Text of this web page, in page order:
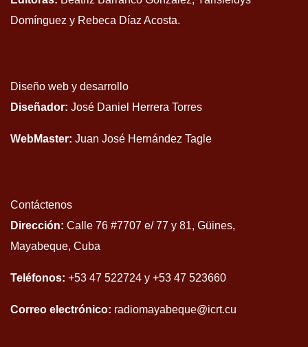
Domínguez y Rebeca Díaz Acosta.
Diseño web y desarrollo
Diseñador: José Daniel Herrera Torres
WebMaster: Juan José Hernández Tagle
Contáctenos
Dirección: Calle 76 #7707 e/ 77 y 81, Güines,
Mayabeque, Cuba
Teléfonos: +53 47 522724 y +53 47 523660
Correo electrónico: radiomayabeque@icrt.cu